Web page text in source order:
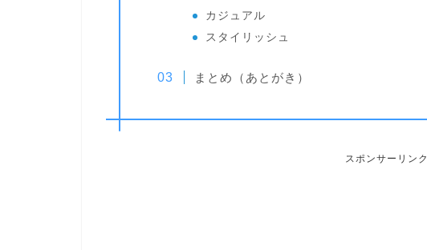
カジュアル
スタイリッシュ
まとめ（あとがき）
スポンサーリンク